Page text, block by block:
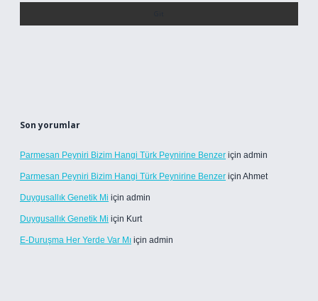
Son yorumlar
Parmesan Peyniri Bizim Hangi Türk Peynirine Benzer için admin
Parmesan Peyniri Bizim Hangi Türk Peynirine Benzer için Ahmet
Duygusallık Genetik Mi için admin
Duygusallık Genetik Mi için Kurt
E-Duruşma Her Yerde Var Mı için admin